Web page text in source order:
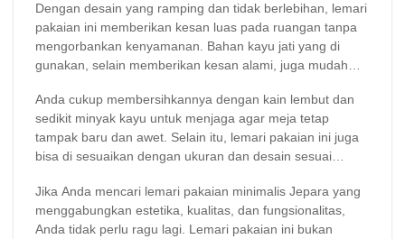
Keindahan dan keanggunan lemari pakaian minimalis
Jepara tidak hanya terletak pada tampilannya yang bersih
dan modern, tetapi juga pada proses pembuatan yang
menggunakan keterampilan tangan terbaik dari pengrajin
Dengan desain yang ramping dan tidak berlebihan, lemari
pakaian ini memberikan kesan luas pada ruangan tanpa
mengorbankan kenyamanan. Bahan kayu jati yang di
gunakan, selain memberikan kesan alami, juga mudah
Anda cukup membersihkannya dengan kain lembut dan
sedikit minyak kayu untuk menjaga agar meja tetap
tampak baru dan awet. Selain itu, lemari pakaian ini juga
bisa di sesuaikan dengan ukuran dan desain sesuai
untuk berbagai gaya dekorasi rumah.
Jika Anda mencari lemari pakaian minimalis Jepara yang
menggabungkan estetika, kualitas, dan fungsionalitas,
Anda tidak perlu ragu lagi. Lemari pakaian ini bukan